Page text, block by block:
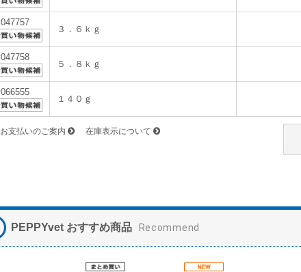
３．６ｋｇ
５．８ｋｇ
１４０ｇ
支払いのご案内 在庫表示について
PEPPYvet おすすめ商品 Recommend